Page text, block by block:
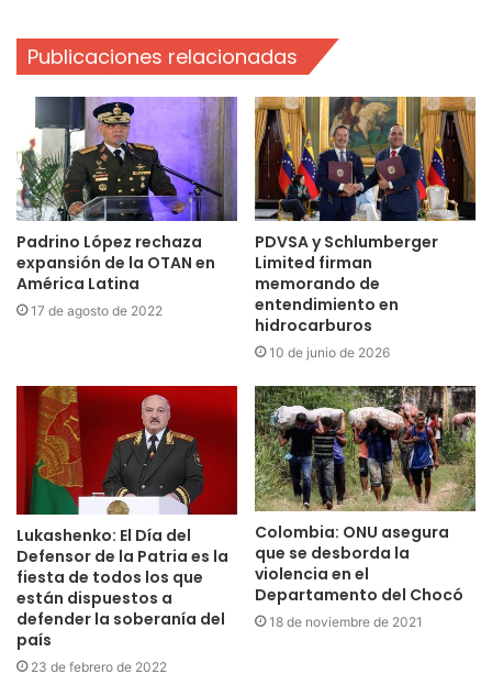
Publicaciones relacionadas
Padrino López rechaza
expansión de la OTAN en
América Latina
17 de agosto de 2022
PDVSA y Schlumberger
Limited firman
memorando de
entendimiento en
hidrocarburos
10 de junio de 2026
Lukashenko: El Día del
Defensor de la Patria es la
fiesta de todos los que
están dispuestos a
defender la soberanía del
país
23 de febrero de 2022
Colombia: ONU asegura
que se desborda la
violencia en el
Departamento del Chocó
18 de noviembre de 2021